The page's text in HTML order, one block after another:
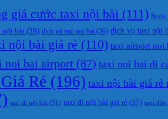
giá cước taxi nội bài (111) Book
nội bài (39) dich vu taxi noi bai (36) dịch vụ taxi nội
nội bài giá rẻ (110) taxi airport noi
noi bai airport (87) taxi noi bai di
Rẻ (196) taxi nội bài giá rẻ
taxi đi nội bài (31) taxi đi nội bài giá rẻ (37) taxi đón